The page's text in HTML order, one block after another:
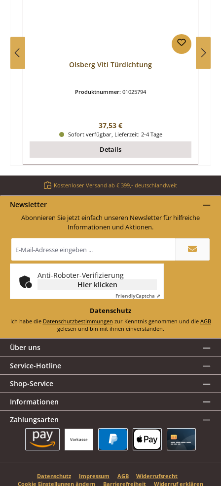
Olsberg Viti Türdichtung
Produktnummer: 01025794
Regulärer Preis:
37,53 €
Sofort verfügbar, Lieferzeit: 2-4 Tage
Details
Kostenloser Versand ab € 399,- deutschlandweit
Newsletter
Abonnieren Sie jetzt einfach unseren Newsletter für hilfreiche
Informationen und Aktionen.
Mail-
Adresse
*
Anti-Roboter-Verifizierung
Hier klicken
FriendlyCaptcha ⇗
Datenschutz
Ich habe die Datenschutzbestimmungen zur Kenntnis genommen und die AGB
gelesen und bin mit ihnen einverstanden.
Über uns
Service-Hotline
Shop-Service
Informationen
Zahlungsarten
Vorkasse
Datenschutz Impressum AGB
Widerrufsrecht
Cookie Einstellungen ändern
Barrierefreiheit Widerruf erklären